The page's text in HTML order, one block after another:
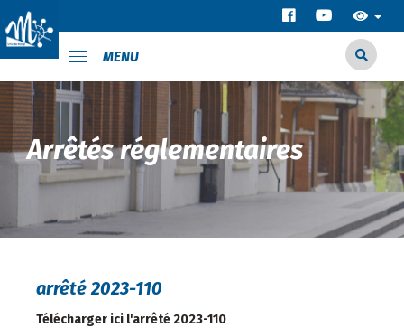
MENU
Arrêtés réglementaires
arrêté 2023-110
Télécharger ici l'arrêté 2023-110